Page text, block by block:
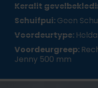
Keralit
Schuifpui:Geen
Voordeurtype:
Voordeurgreep:
Jenny 500 mm